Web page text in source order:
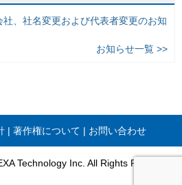
、社名変更および代表者変更のお知
お知らせ一覧 >>
著作権について お問い合わせ
Technology Inc. All Rights Reserved.